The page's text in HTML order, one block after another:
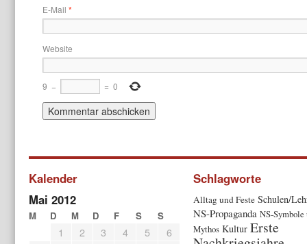
E-Mail *
Website
9 − = 0
Kalender
Mai 2012
M D M D F S S
1 2 3 4 5
6
Schlagworte
Alltag und Feste Schulen/
NS-Propaganda NS-Symbole
Mythos Kultur Erste